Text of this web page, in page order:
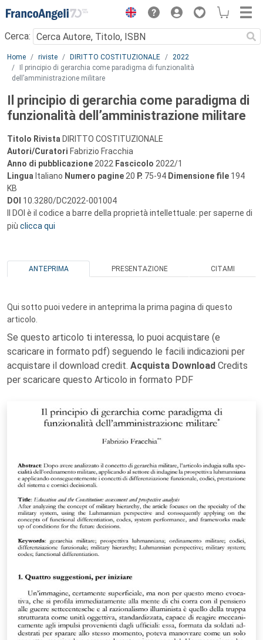
Menu
Cerca:
Main content
Home riviste DIRITTO COSTITUZIONALE
2022
Il principio di gerarchia come paradigma di funzionalità
dell’amministrazione militare
Il principio di gerarchia come paradigma di
funzionalità dell’amministrazione militare
Titolo Rivista DIRITTO COSTITUZIONALE
Autori/Curatori Fabrizio Fracchia
Anno di pubblicazione 2022 Fascicolo 2022/1
Lingua Italiano Numero pagine 20 P. 75-94 Dimensione file 194
KB
DOI 10.3280/DC2022-001004
Il DOI è il codice a barre della proprietà intellettuale: per saperne di
più clicca qui
ANTEPRIMA PRESENTAZIONE CITAMI
Qui sotto puoi vedere in anteprima la prima pagina di questo
articolo.
Se questo articolo ti interessa, lo puoi acquistare (e
scaricare in formato pdf) seguendo le facili indicazioni per
acquistare il download credit. Acquista Download Credits
per scaricare questo Articolo in formato PDF